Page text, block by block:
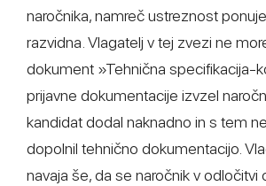
naročnika, namreč ustreznost
razvidna. Vlagatelj v tej zvezi ne
dokument »Tehnična specifikacija-
prijavne dokumentacije izvzel
kandidat dodal naknadno in s tem
dopolnil tehnično dokumentacijo.
navaja še, da se naročnik v odločitvi